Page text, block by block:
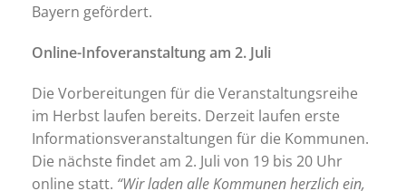
Bayern gefördert.
Online-Infoveranstaltung am 2. Juli
Die Vorbereitungen für die Veranstaltungsreihe
im Herbst laufen bereits. Derzeit laufen erste
Informationsveranstaltungen für die Kommunen.
Die nächste findet am 2. Juli von 19 bis 20 Uhr
online statt. “Wir laden alle Kommunen herzlich ein,